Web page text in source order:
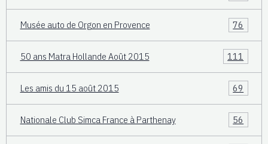
Musée auto de Orgon en Provence 76
50 ans Matra Hollande Août 2015 111
Les amis du 15 août 2015 69
Nationale Club Simca France à Parthenay 56